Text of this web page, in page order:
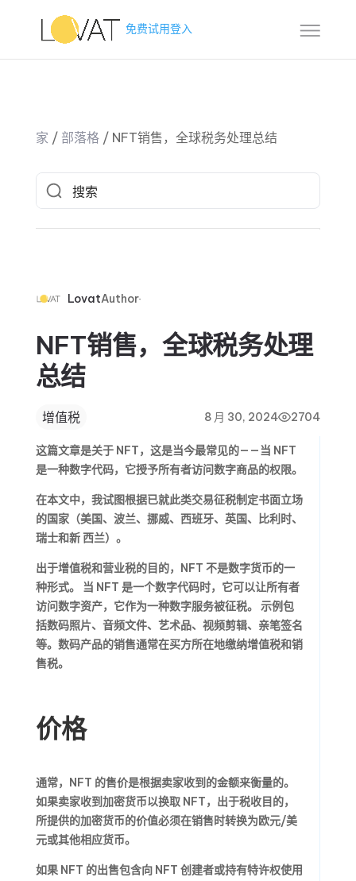
免费试用登入
家 / 部落格/ NFT销售，全球税务处理总结
LovatAuthor
NFT销售，全球税务处理
总结
增值税 8 月 30, 2024 2704
这篇文章是关于 NFT，这是当今最常见的——当 NFT
是一种数字代码，它授予所有者访问数字商品的权限。
在本文中，我试图根据已就此类交易征税制定书面立场
的国家（美国、波兰、挪威、西班牙、英国、比利时、
瑞士和新 西兰）。
出于增值税和营业税的目的，NFT 不是数字货币的一
种形式。 当 NFT 是一个数字代码时，它可以让所有者
访问数字资产，它作为一种数字服务被征税。 示例包
括数码照片、音频文件、艺术品、视频剪辑、亲笔签名
等。数码产品的销售通常在买方所在地缴纳增值税和销
售税。
价格
通常，NFT 的售价是根据卖家收到的金额来衡量的。
如果卖家收到加密货币以换取 NFT，出于税收目的，
所提供的加密货币的价值必须在销售时转换为欧元/美
元或其他相应货币。
如果 NFT 的出售包含向 NFT 创建者或持有特许权使用